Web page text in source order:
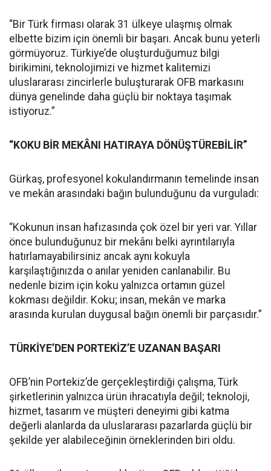
“Bir Türk firması olarak 31 ülkeye ulaşmış olmak
elbette bizim için önemli bir başarı. Ancak bunu yeterli
görmüyoruz. Türkiye’de oluşturduğumuz bilgi
birikimini, teknolojimizi ve hizmet kalitemizi
uluslararası zincirlerle buluşturarak OFB markasını
dünya genelinde daha güçlü bir noktaya taşımak
istiyoruz.”
“KOKU BİR MEKÂNI HATIRAYA DÖNÜŞTÜREBİLİR”
Gürkaş, profesyonel kokulandırmanın temelinde insan
ve mekân arasındaki bağın bulunduğunu da vurguladı:
“Kokunun insan hafızasında çok özel bir yeri var. Yıllar
önce bulunduğunuz bir mekânı belki ayrıntılarıyla
hatırlamayabilirsiniz ancak aynı kokuyla
karşılaştığınızda o anılar yeniden canlanabilir. Bu
nedenle bizim için koku yalnızca ortamın güzel
kokması değildir. Koku; insan, mekân ve marka
arasında kurulan duygusal bağın önemli bir parçasıdır.”
TÜRKİYE’DEN PORTEKİZ’E UZANAN BAŞARI
OFB’nin Portekiz’de gerçekleştirdiği çalışma, Türk
şirketlerinin yalnızca ürün ihracatıyla değil; teknoloji,
hizmet, tasarım ve müşteri deneyimi gibi katma
değerli alanlarda da uluslararası pazarlarda güçlü bir
şekilde yer alabileceğinin örneklerinden biri oldu.